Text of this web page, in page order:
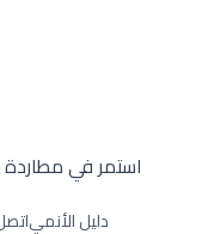
استمر في مطاردة
دليل الأنمي